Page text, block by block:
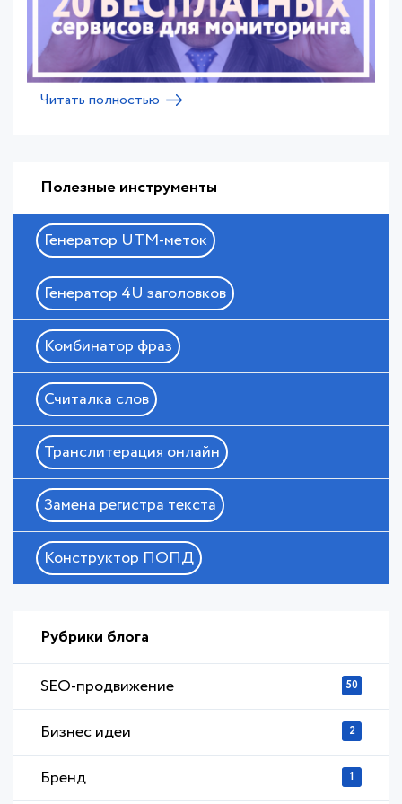
Читать полностью
Полезные инструменты
Генератор UTM-меток
Генератор 4U заголовков
Комбинатор фраз
Считалка слов
Транслитерация онлайн
Замена регистра текста
Конструктор ПОПД
Рубрики блога
SEO-продвижение 50
Бизнес идеи 2
Бренд 1